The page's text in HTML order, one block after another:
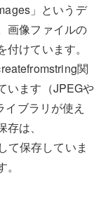
」というデ
画像ファイルの
けています。
関
います（JPEGや
ブラリが使え
は、
て保存していま